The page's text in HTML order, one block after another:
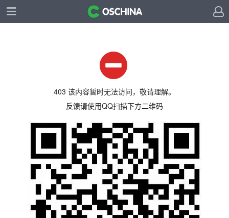
403 该内容暂时无法访问，敬请理解。
反馈请使用QQ扫描下方二维码